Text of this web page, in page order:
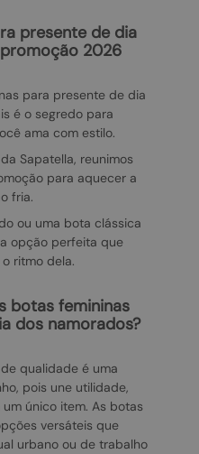
2026
para presente de dia
é o segredo para
ama com estilo.
Sapatella, reunimos
para aquecer a
fria.
ou uma bota clássica
opção perfeita que
ritmo dela.
dos namorados?
qualidade é uma
pois une utilidade,
único item. As botas
versáteis que
urbano ou de trabalho